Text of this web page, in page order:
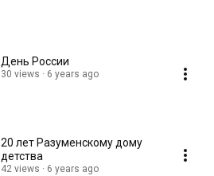
День России
30 views 6 years ago
20 лет Разуменскому дому
детства
42 views 6 years ago